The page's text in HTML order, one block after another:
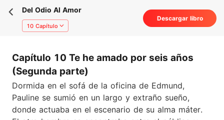
Del Odio Al Amor
10 Capítulo
Descargar libro
Capítulo 10 Te he amado por seis años
(Segunda parte)
Dormida en el sofá de la oficina de Edmund,
Pauline se sumió en un largo y extraño sueño,
donde actuaba en el escenario de su alma máter.